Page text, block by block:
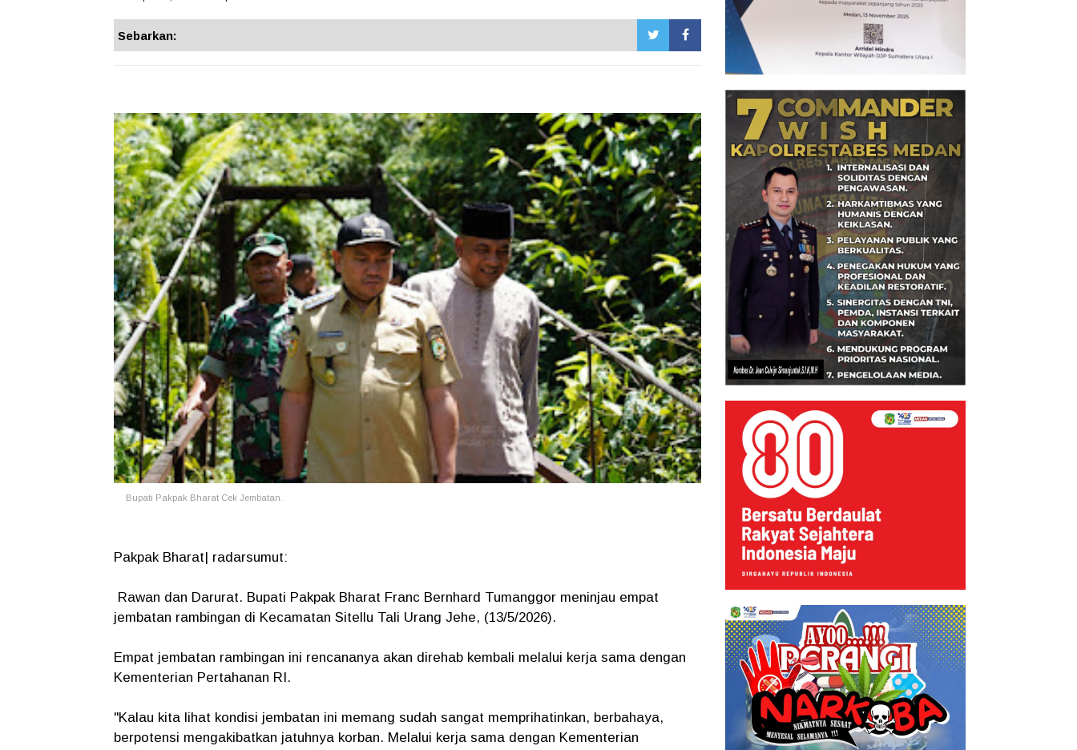
Sebarkan:
Bupati Pakpak Bharat Cek Jembatan.
Pakpak Bharat| radarsumut:
Rawan dan Darurat. Bupati Pakpak Bharat Franc Bernhard Tumanggor meninjau empat
jembatan rambingan di Kecamatan Sitellu Tali Urang Jehe, (13/5/2026).
Empat jembatan rambingan ini rencananya akan direhab kembali melalui kerja sama dengan
Kementerian Pertahanan RI.
"Kalau kita lihat kondisi jembatan ini memang sudah sangat memprihatinkan, berbahaya,
berpotensi mengakibatkan jatuhnya korban. Melalui kerja sama dengan Kementerian